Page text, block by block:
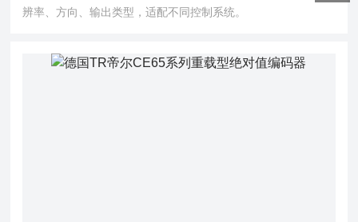
辨率、方向、输出类型，适配不同控制系统。